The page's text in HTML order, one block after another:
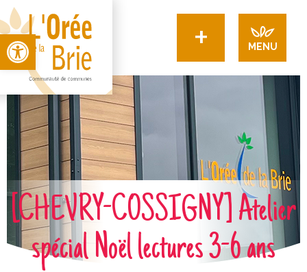
Open toolbar + MENU
[CHEVRY-COSSIGNY] Atelier
spécial Noël lectures 3-6 ans